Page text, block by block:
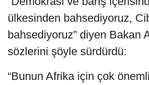
ülkesinden bahsediyoruz,
bahsediyoruz” diyen Bakan
sözlerini şöyle sürdürdü:
“Bunun Afrika için çok